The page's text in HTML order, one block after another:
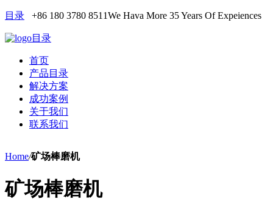
目录 +86 180 3780 8511We Hava More 35 Years Of Expeiences
目录
首页
产品目录
解决方案
成功案例
关于我们
联系我们
Home/矿场棒磨机
矿场棒磨机